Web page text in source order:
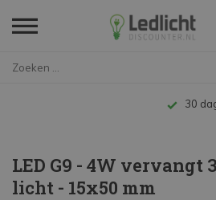
LED G9 - 4W vervangt
licht - 15x50 mm